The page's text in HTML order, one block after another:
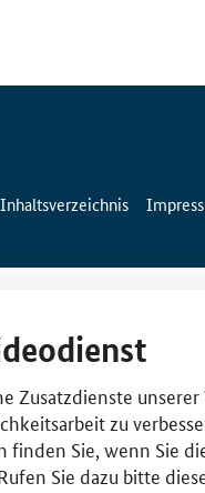
Inhaltsverzeichnis
Zusatzdienste
zu
Sie, wenn Sie
Sie dazu bitte